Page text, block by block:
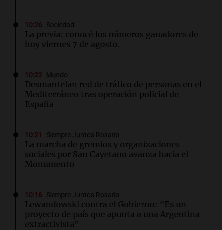
10:26 Sociedad
La previa: conocé los números ganadores de
hoy viernes 7 de agosto.
10:22 Mundo
Desmantelan red de tráfico de personas en el
Mediterráneo tras operación policial de
España
10:21 Siempre Juntos Rosario
La marcha de gremios y organizaciones
sociales por San Cayetano avanza hacia el
Monumento
10:16 Siempre Juntos Rosario
Lewandowski contra el Gobierno: "Es un
proyecto de país que apunta a una Argentina
extractivista"